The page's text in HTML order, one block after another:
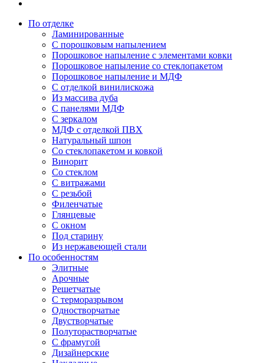
По отделке
Ламинированные
С порошковым напылением
Порошковое напыление с элементами ковки
Порошковое напыление со стеклопакетом
Порошковое напыление и МДФ
С отделкой винилискожа
Из массива дуба
С панелями МДФ
С зеркалом
МДФ с отделкой ПВХ
Натуральный шпон
Со стеклопакетом и ковкой
Винорит
Со стеклом
С витражами
С резьбой
Филенчатые
Глянцевые
С окном
Под старину
Из нержавеющей стали
По особенностям
Элитные
Арочные
Решетчатые
С терморазрывом
Одностворчатые
Двустворчатые
Полуторастворчатые
С фрамугой
Дизайнерские